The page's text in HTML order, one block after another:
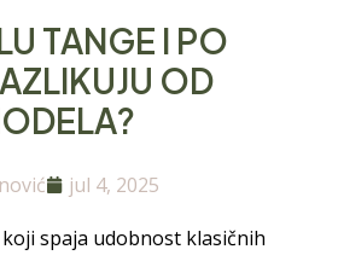
TANGE I PO
OD
jul 4, 2025
spaja udobnost klasičnih